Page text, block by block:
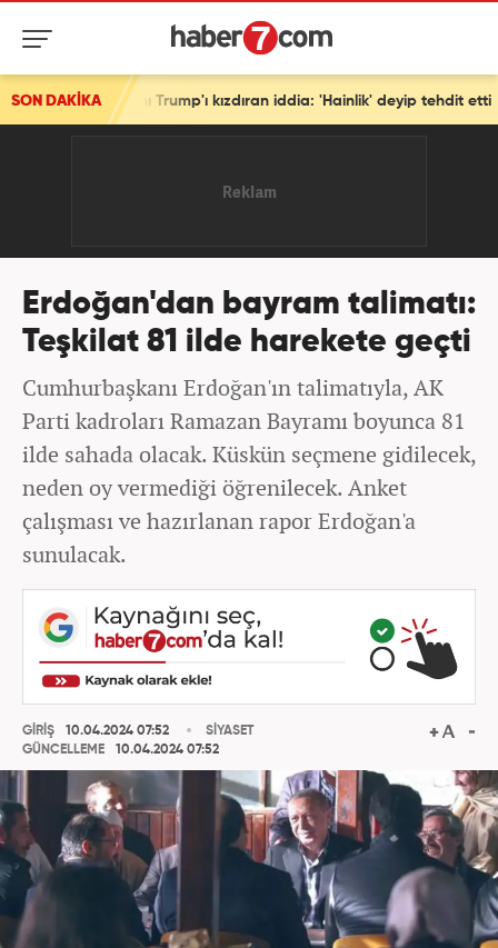
SON DAKİKA
Trump'ı kızdıran iddia: 'Hainlik' deyip tehdit etti
Erdoğan'dan bayram talimatı:
Teşkilat 81 ilde harekete geçti
Cumhurbaşkanı Erdoğan'ın talimatıyla, AK
Parti kadroları Ramazan Bayramı boyunca 81
ilde sahada olacak. Küskün seçmene gidilecek,
neden oy vermediği öğrenilecek. Anket
çalışması ve hazırlanan rapor Erdoğan'a
sunulacak.
GİRİŞ
10.04.2024 07:52
GÜNCELLEME
10.04.2024 07:52
SİYASET